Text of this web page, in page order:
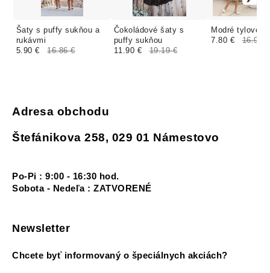
Šaty s puffy sukňou a
rukávmi
5.90 € 16.86 €
Čokoládové šaty s
puffy sukňou
11.90 € 19.19 €
Modré tylové
7.80 € 16.96 €
Adresa obchodu
Štefánikova 258, 029 01 Námestovo
Po-Pi : 9:00 - 16:30 hod.
Sobota - Nedeľa : ZATVORENÉ
Newsletter
Chcete byť informovaný o špeciálnych akciách?